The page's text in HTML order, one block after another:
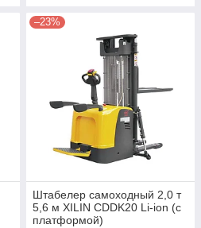
–23%
Штабелер самоходный 2,0 т
5,6 м XILIN CDDK20 Li-ion (с
платформой)